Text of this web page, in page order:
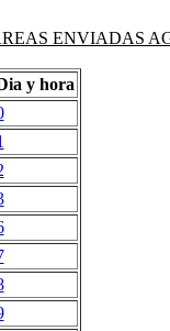
ENVIADAS
y hora